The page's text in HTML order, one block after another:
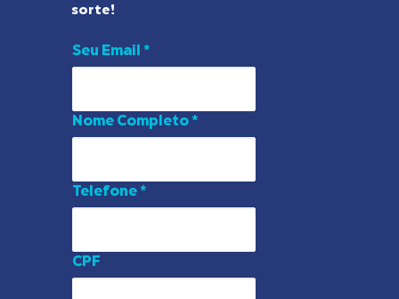
sorte!
Seu Email *
Nome Completo *
Telefone *
CPF